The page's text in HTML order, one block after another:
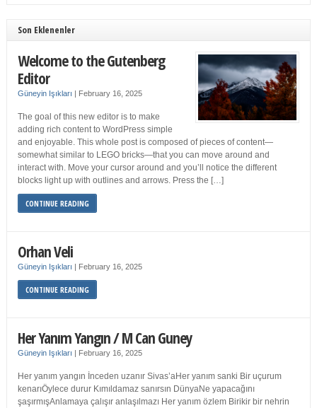
Son Eklenenler
Welcome to the Gutenberg
Editor
Güneyin Işıkları | February 16, 2025
The goal of this new editor is to make
adding rich content to WordPress simple
and enjoyable. This whole post is composed of pieces of content—
somewhat similar to LEGO bricks—that you can move around and
interact with. Move your cursor around and you’ll notice the different
blocks light up with outlines and arrows. Press the […]
CONTINUE READING
Orhan Veli
Güneyin Işıkları | February 16, 2025
CONTINUE READING
Her Yanım Yangın / M Can Guney
Güneyin Işıkları | February 16, 2025
Her yanım yangın İnceden uzanır Sivas’aHer yanım sanki Bir uçurum
kenarıÖylece durur Kımıldamaz sanırsın DünyaNe yapacağını
şaşırmışAnlamaya çalışır anlaşılmazı Her yanım özlem Birikir bir nehrin